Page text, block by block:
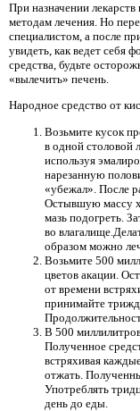
При назначении
методам лечения. Но
специалистом, а после
увидеть, как ведет себя
средства, будьте
«вылечить» печень.
Народное средство от
Возьмите кусок
в одной столовой
используя
нарезанную
«убежал». После
Остывшую массу
мазь подогреть.
во
образом можно
Возьмите 500
цветов акации.
от времени
принимайте
В 500
Полученное
встряхивая
отжать.
Употреблять
день до еды.